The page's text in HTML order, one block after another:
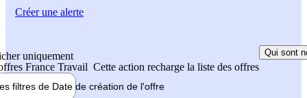
uniquement
France Travail Cette action recharge la liste des offres
Qui sont
filtres de Date de création de l'offre
Créer une alerte